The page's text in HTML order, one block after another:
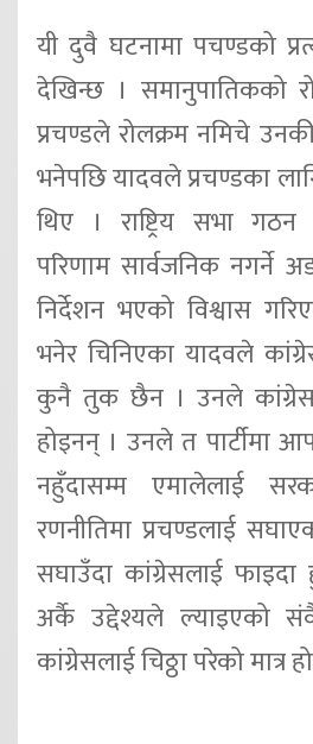
यी दुवै घटनामा पचण्डको
देखिन्छ । समानुपातिकको
प्रचण्डले रोलक्रम नमिचे
भनेपछि यादवले प्रचण्डका
थिए । राष्ट्रिय सभा
परिणाम सार्वजनिक नगर्ने
निर्देशन भएको विश्वास
भनेर चिनिएका यादवले
कुनै तुक छैन । उनले
होइनन् । उनले त पार्टीमा
नहुँदासम्म एमालेलाई
रणनीतिमा प्रचण्डलाई
सघाउँदा कांग्रेसलाई फाइदा
अर्कै उद्देश्यले ल्याइएको
कांग्रेसलाई चिठ्ठा परेको मात्र